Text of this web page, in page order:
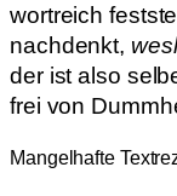
wortreich
nachdenkt,
der ist also
frei von
Mangelhafte